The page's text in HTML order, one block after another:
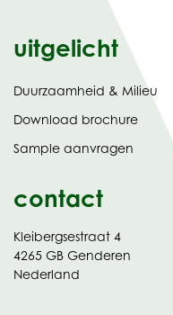
uitgelicht
Duurzaamheid & Milieu
Download brochure(opent
Sample aanvragen
contact
Kleibergsestraat 4
4265 GB Genderen
Nederland